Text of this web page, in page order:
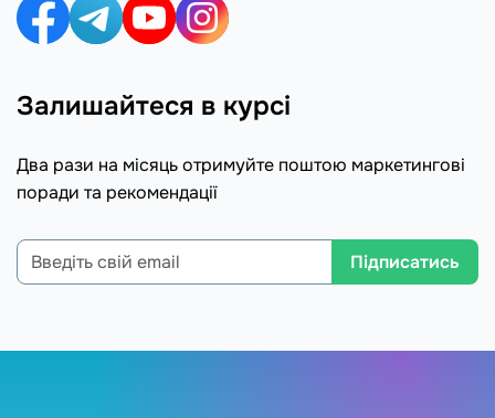
Залишайтеся в курсі
Два рази на місяць отримуйте поштою маркетингові
поради та рекомендації
Підписатись